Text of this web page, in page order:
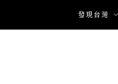
發現台灣